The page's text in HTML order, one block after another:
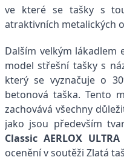
ve které se tašky s
atraktivních metalických
Dalším velkým lákadlem
model střešní tašky s
který se vyznačuje o
betonová taška. Tento
zachovává všechny
jako jsou především
Classic AERLOX ULTRA
ocenění v soutěži Zlatá